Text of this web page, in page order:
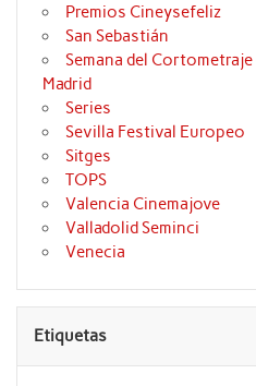
Premios Cineysefeliz
San Sebastián
Semana del Cortometraje
Madrid
Series
Sevilla Festival Europeo
Sitges
TOPS
Valencia Cinemajove
Valladolid Seminci
Venecia
Etiquetas